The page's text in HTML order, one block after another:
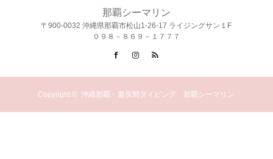
那覇シーマリン
〒900-0032 沖縄県那覇市松山1-26-17 ライジングサン１F
０９８－８６９－１７７７
FacebookInstagram
Copyright ©沖縄那覇・慶良間ダイビング 那覇シーマリン